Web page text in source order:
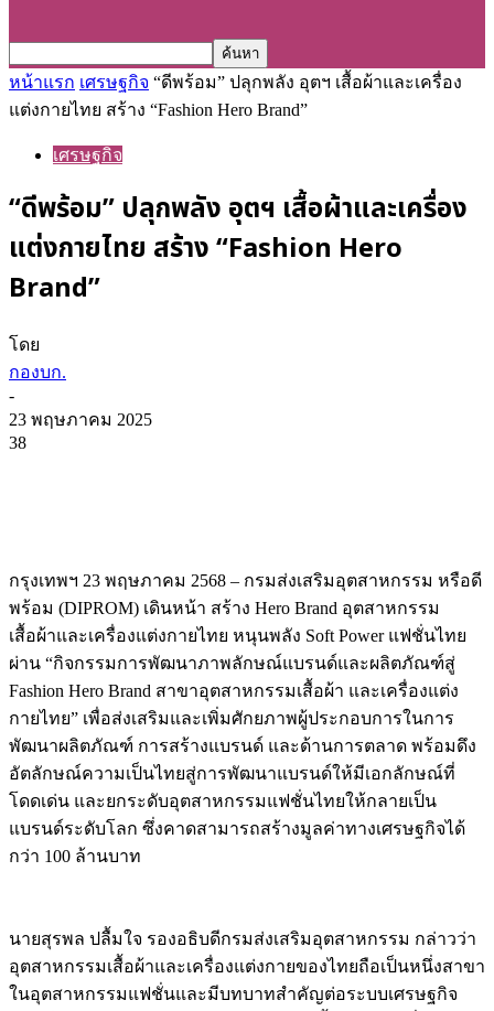
หน้าแรก เศรษฐกิจ “ดีพร้อม” ปลุกพลัง อุตฯ เสื้อผ้าและเครื่อง
แต่งกายไทย สร้าง “Fashion Hero Brand”
เศรษฐกิจ
“ดีพร้อม” ปลุกพลัง อุตฯ เสื้อผ้าและเครื่อง
แต่งกายไทย สร้าง “Fashion Hero
Brand”
โดย
กองบก.
-
23 พฤษภาคม 2025
38
กรุงเทพฯ 23 พฤษภาคม 2568 – กรมส่งเสริมอุตสาหกรรม หรือดี
พร้อม (DIPROM) เดินหน้า สร้าง Hero Brand อุตสาหกรรม
เสื้อผ้าและเครื่องแต่งกายไทย หนุนพลัง Soft Power แฟชั่นไทย
ผ่าน “กิจกรรมการพัฒนาภาพลักษณ์แบรนด์และผลิตภัณฑ์สู่
Fashion Hero Brand สาขาอุตสาหกรรมเสื้อผ้า และเครื่องแต่ง
กายไทย” เพื่อส่งเสริมและเพิ่มศักยภาพผู้ประกอบการในการ
พัฒนาผลิตภัณฑ์ การสร้างแบรนด์ และด้านการตลาด พร้อมดึง
อัตลักษณ์ความเป็นไทยสู่การพัฒนาแบรนด์ให้มีเอกลักษณ์ที่
โดดเด่น และยกระดับอุตสาหกรรมแฟชั่นไทยให้กลายเป็น
แบรนด์ระดับโลก ซึ่งคาดสามารถสร้างมูลค่าทางเศรษฐกิจได้
กว่า 100 ล้านบาท
นายสุรพล ปลื้มใจ รองอธิบดีกรมส่งเสริมอุตสาหกรรม กล่าวว่า
อุตสาหกรรมเสื้อผ้าและเครื่องแต่งกายของไทยถือเป็นหนึ่งสาขา
ในอุตสาหกรรมแฟชั่นและมีบทบาทสำคัญต่อระบบเศรษฐกิจ